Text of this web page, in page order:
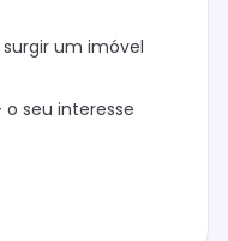
um imóvel
seu interesse